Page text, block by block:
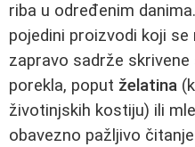
riba u određenim
pojedini proizvodi koji se
zapravo sadrže
porekla, poput želatina
životinjskih kostiju) ili
obavezno pažljivo